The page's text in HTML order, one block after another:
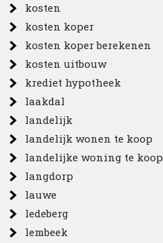
kosten
kosten koper
kosten koper berekenen
kosten uitbouw
krediet hypotheek
laakdal
landelijk
landelijk wonen te koop
landelijke woning te koop
langdorp
lauwe
ledeberg
lembeek